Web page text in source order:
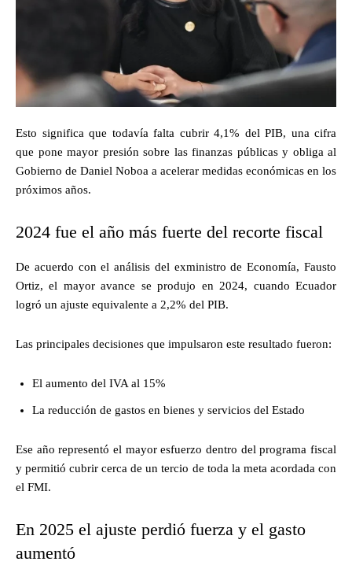
Esto significa que todavía falta cubrir 4,1% del PIB, una cifra
que pone mayor presión sobre las finanzas públicas y obliga al
Gobierno de Daniel Noboa a acelerar medidas económicas en los
próximos años.
2024 fue el año más fuerte del recorte fiscal
De acuerdo con el análisis del exministro de Economía, Fausto
Ortiz, el mayor avance se produjo en 2024, cuando Ecuador
logró un ajuste equivalente a 2,2% del PIB.
Las principales decisiones que impulsaron este resultado fueron:
El aumento del IVA al 15%
La reducción de gastos en bienes y servicios del Estado
Ese año representó el mayor esfuerzo dentro del programa fiscal
y permitió cubrir cerca de un tercio de toda la meta acordada con
el FMI.
En 2025 el ajuste perdió fuerza y el gasto
aumentó